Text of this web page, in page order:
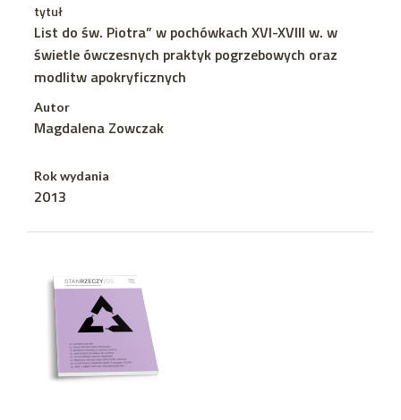
tytuł
List do św. Piotra” w pochówkach XVI-XVIII w. w
świetle ówczesnych praktyk pogrzebowych oraz
modlitw apokryficznych
Autor
Magdalena Zowczak
Rok wydania
2013